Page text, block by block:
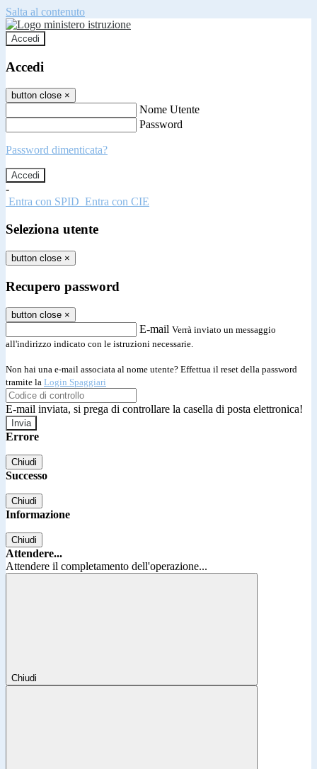
Salta al contenuto
Accedi
Accedi
button close ×
Nome Utente
Password
Password dimenticata?
-
Entra con SPID Entra con CIE
Seleziona utente
button close ×
Recupero password
button close ×
E-mail Verrà inviato un messaggio
all'indirizzo indicato con le istruzioni necessarie.
Non hai una e-mail associata al nome utente? Effettua il reset della password
tramite la Login Spaggiari
E-mail inviata, si prega di controllare la casella di posta elettronica!
Errore
Chiudi
Successo
Chiudi
Informazione
Chiudi
Attendere...
Attendere il completamento dell'operazione...
Chiudi